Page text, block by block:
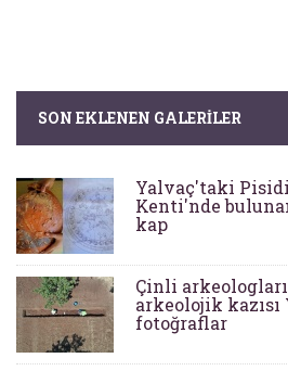
SON EKLENEN GALERILER
Yalvaç'taki
Kenti'nde
kap
Çinli
arkeolojik
fotoğraflar